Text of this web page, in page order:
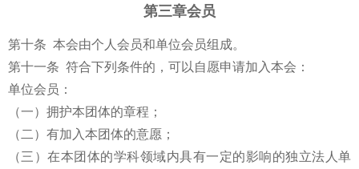
第三章会员
第十条 本会由个人会员和单位会员组成。
第十一条 符合下列条件的，可以自愿申请加入本会：
单位会员：
（一）拥护本团体的章程；
（二）有加入本团体的意愿；
（三）在本团体的学科领域内具有一定的影响的独立法人单